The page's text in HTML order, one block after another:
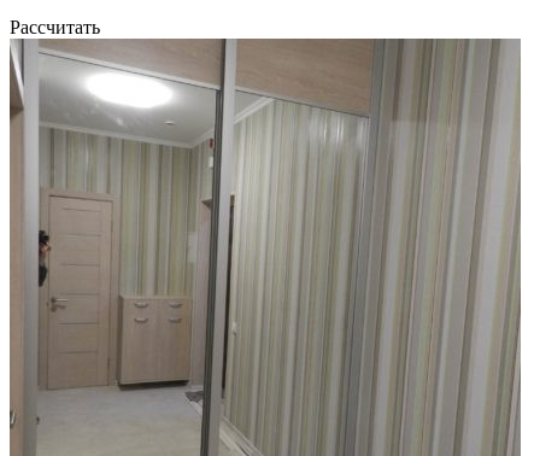
Рассчитать